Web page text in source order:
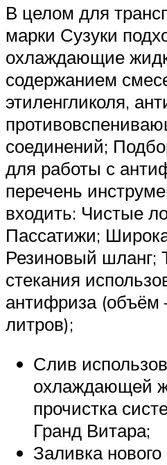
В целом для
марки Сузуки
охлаждающие
содержанием
этиленгликоля,
соединений;
для работы с
перечень
входить: Чистые
Пассатижи;
Резиновый шланг;
стекания
антифриза
литров);
Слив
охлаждающей
прочистка
Гранд Витара;
Заливка